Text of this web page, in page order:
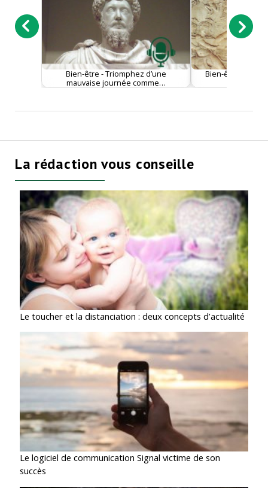
Bien-être - Triomphez d’une
mauvaise journée comme…
Bien-être -
La rédaction vous conseille
Le toucher et la distanciation : deux concepts d’actualité
Le logiciel de communication Signal victime de son
succès